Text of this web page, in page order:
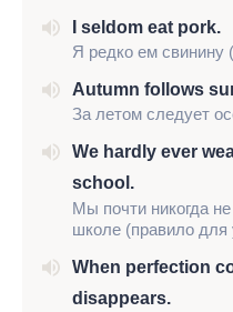
I seldom eat pork.
Я редко ем свинину
Autumn follows
За летом следует
We hardly ever
school.
Мы почти никогда
школе (правило для
When perfection
disappears.